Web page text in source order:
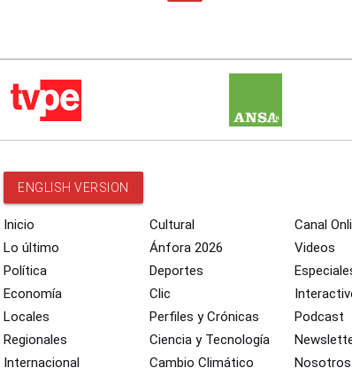
ENGLISH VERSION
Inicio
Lo último
Política
Economía
Locales
Regionales
Internacional
Cultural
Ánfora 2026
Deportes
Clic
Perfiles y Crónicas
Ciencia y Tecnología
Cambio Climático
Canal
Videos
Podcast
Nosotros